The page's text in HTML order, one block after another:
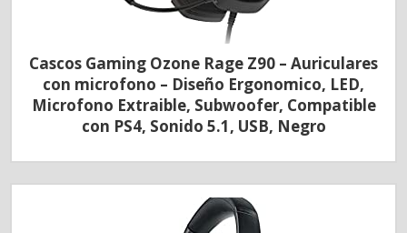
Cascos Gaming Ozone Rage Z90 – Auriculares
con microfono – Diseño Ergonomico, LED,
Microfono Extraible, Subwoofer, Compatible
con PS4, Sonido 5.1, USB, Negro